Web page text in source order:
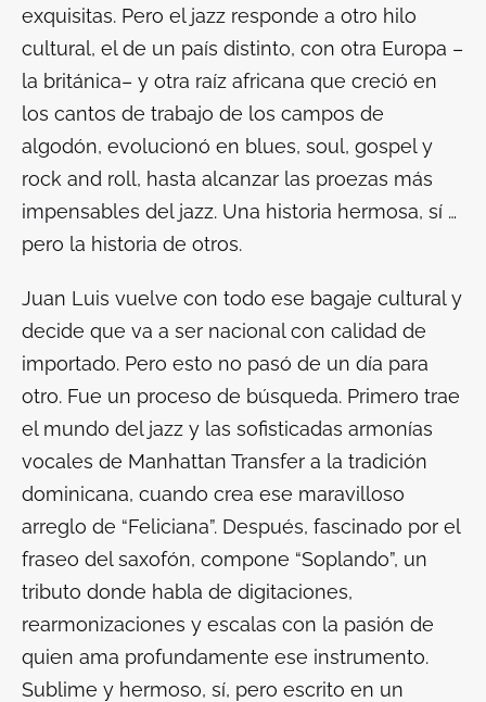
exquisitas. Pero el jazz responde a otro hilo
cultural, el de un país distinto, con otra Europa –
la británica– y otra raíz africana que creció en
los cantos de trabajo de los campos de
algodón, evolucionó en blues, soul, gospel y
rock and roll, hasta alcanzar las proezas más
impensables del jazz. Una historia hermosa, sí …
pero la historia de otros.
Juan Luis vuelve con todo ese bagaje cultural y
decide que va a ser nacional con calidad de
importado. Pero esto no pasó de un día para
otro. Fue un proceso de búsqueda. Primero trae
el mundo del jazz y las sofisticadas armonías
vocales de Manhattan Transfer a la tradición
dominicana, cuando crea ese maravilloso
arreglo de “Feliciana”. Después, fascinado por el
fraseo del saxofón, compone “Soplando”, un
tributo donde habla de digitaciones,
rearmonizaciones y escalas con la pasión de
quien ama profundamente ese instrumento.
Sublime y hermoso, sí, pero escrito en un